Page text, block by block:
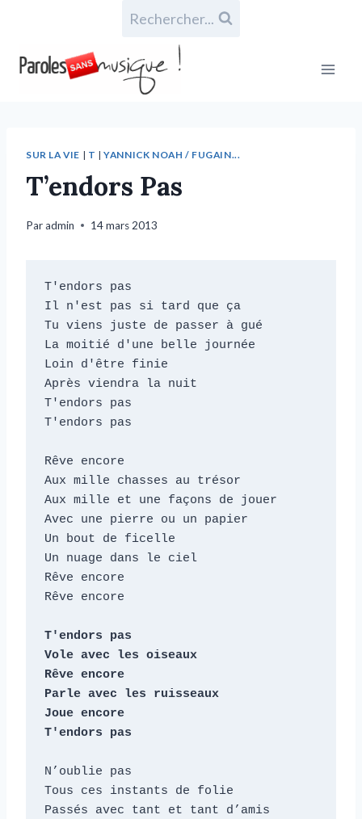
Rechercher...
SUR LA VIE | T |YANNICK NOAH / FUGAIN...
T’endors Pas
Paradmin 14 mars 2013
T'endors pas
Il n'est pas si tard que ça
Tu viens juste de passer à gué
La moitié d'une belle journée
Loin d'être finie
Après viendra la nuit
T'endors pas
T'endors pas
Rêve encore
Aux mille chasses au trésor
Aux mille et une façons de jouer
Avec une pierre ou un papier
Un bout de ficelle
Un nuage dans le ciel
Rêve encore
Rêve encore
T'endors pas
Vole avec les oiseaux
Rêve encore
Parle avec les ruisseaux
Joue encore
N’oublie pas
Tous ces instants de folie
Passés avec tant et tant d’amis